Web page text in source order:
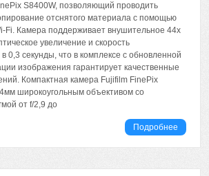
S8400W, позволяющий проводить
отснятого материала с помощью
Fi. Камера поддерживает внушительное 44х
увеличение и скорость
0,3 секунды, что в комплексе с обновленной
изображения гарантирует качественные
Компактная камера Fujifilm FinePix
широкоугольным объективом со
от f/2,9 до
Подробнее